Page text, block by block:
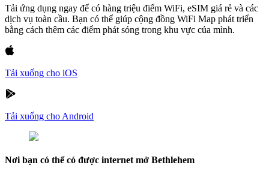
Tải ứng dụng ngay để có hàng triệu điểm WiFi, eSIM giá rẻ và các
dịch vụ toàn cầu. Bạn có thể giúp cộng đồng WiFi Map phát triển
bằng cách thêm các điểm phát sóng trong khu vực của mình.
Tải xuống cho iOS
Tải xuống cho Android
Nơi bạn có thể có được internet mở Bethlehem